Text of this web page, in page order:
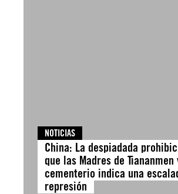
NOTICIAS
China: La despiadada
que las Madres de
cementerio indica una
represión